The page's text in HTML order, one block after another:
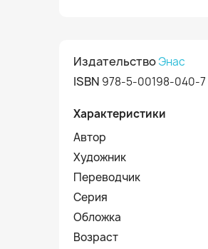
ИздательствоЭнас
ISBN 978-5-00198-040-7
Характеристики
Автор
Художник
Переводчик
Серия
Обложка
Возраст